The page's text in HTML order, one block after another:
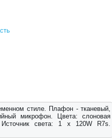
стиле. Плафон - тканевый,
микрофон. Цвета: слоновая
света: 1 x 120W R7s.